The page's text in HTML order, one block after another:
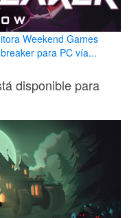
Weekend Games
para PC vía...
disponible para